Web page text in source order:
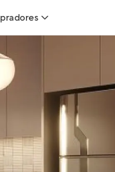
um imóvel novo
seu Poder de Compra
x Alugar
do INCC